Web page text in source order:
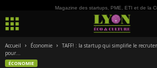
Magazine des startups, PME, ETI et de la
Accueil Économie
TAFF! : la startup qui simplifie le
pour...
ÉCONOMIE